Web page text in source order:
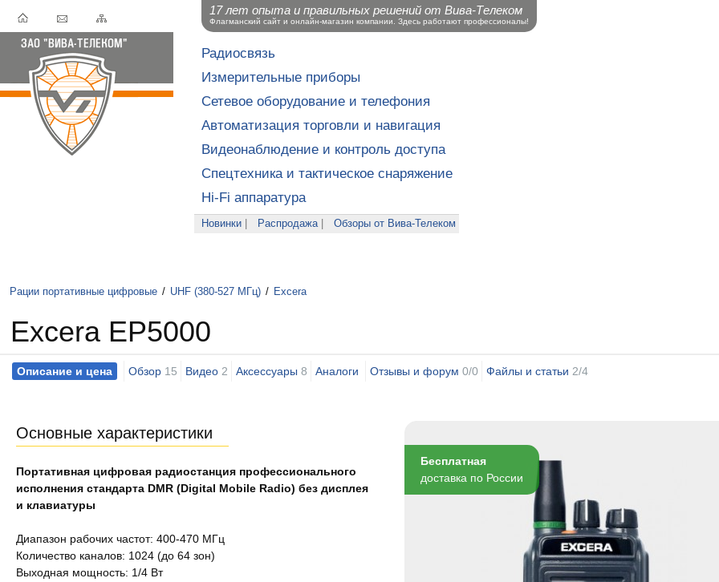
Радиосвязь
Измерительные приборы
Сетевое оборудование и телефония
Автоматизация торговли и навигация
Видеонаблюдение и контроль доступа
Спецтехника и тактическое снаряжение
Hi-Fi аппаратура
Новинки Распродажа| Обзоры от Вива-Телеком
Рации портативные цифровые / UHF (380-527 МГц) / Excera
Excera EP5000
Описание и цена Обзор 15 Видео 2 Аксессуары 8 Аналоги Отзывы и форум 0/0 Файлы и статьи 2/4
Бесплатная
доставка по России
Основные характеристики
Портативная цифровая радиостанция профессионального
исполнения стандарта DMR (Digital Mobile Radio) без дисплея
и клавиатуры
Диапазон рабочих частот: 400-470 МГц
Количество каналов: 1024 (до 64 зон)
Выходная мощность: 1/4 Вт
17 лет опыта и правильных решений от Вива-Телеком
Флагманский сайт и онлайн-магазин компании. Здесь работают профессионалы!